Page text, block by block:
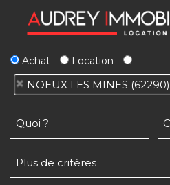
Achat Location
NOEUX LES MINES (62290)